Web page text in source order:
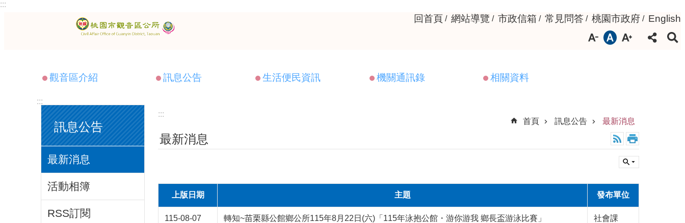
跳到主要內容區塊
:::
回首頁 網站導覽 市政信箱 常見問答 桃園市政府 English
觀音區介紹 訊息公告 生活便民資訊 機關通訊錄 相關資料
:::
訊息公告
最新消息
活動相簿
RSS訂閱
:::
首頁
訊息公告 最新消息
最新消息
上版日期 主題 發布單位
115-08-07 轉知~苗栗縣公館鄉公所115年8月22日(六)「115年泳抱公館・游你游我 鄉長盃游泳比賽」 社會課